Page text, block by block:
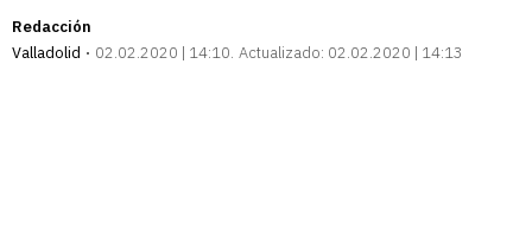
Redacción
Valladolid
02.02.2020 | 14:10 Actualizado: 02.02.2020 | 14:13